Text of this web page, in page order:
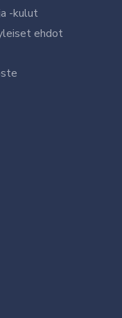
-kulut
ehdot